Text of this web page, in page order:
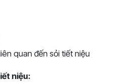
quan đến sỏi tiết niệu
niệu: